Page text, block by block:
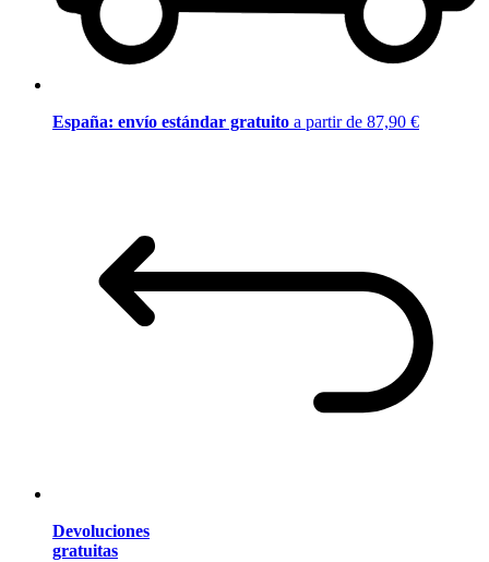
España: envío estándar gratuito a partir de 87,90 €
Devoluciones
gratuitas